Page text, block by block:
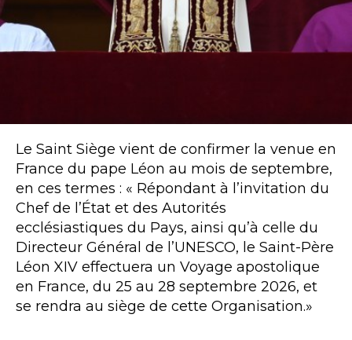
Le Saint Siège vient de confirmer la venue en
France du pape Léon au mois de septembre,
en ces termes : « Répondant à l’invitation du
Chef de l’État et des Autorités
ecclésiastiques du Pays, ainsi qu’à celle du
Directeur Général de l’UNESCO, le Saint-Père
Léon XIV effectuera un Voyage apostolique
en France, du 25 au 28 septembre 2026, et
se rendra au siège de cette Organisation.»